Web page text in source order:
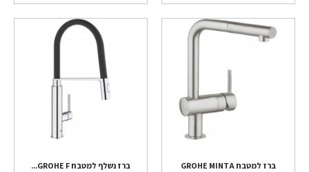
ברז למטבח GROHE MINTA
ברז נשלף למטבח GROHE F...